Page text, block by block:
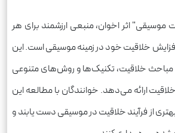
موسیقی" اثر اخوان، منبعی ارزشمند برای هر
خلاقیت خود در زمینه موسیقی است. این
مباحث خلاقیت، تکنیک‌ها و روش‌های متنوعی
ارائه می‌دهد. خوانندگان با مطالعه این
از فرآیند خلاقیت در موسیقی دست یابند و